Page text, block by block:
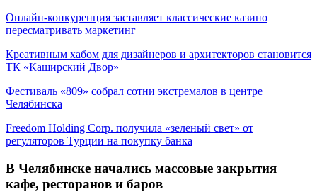
Онлайн-конкуренция заставляет классические казино
пересматривать маркетинг
Креативным хабом для дизайнеров и архитекторов становится
ТК «Каширский Двор»
Фестиваль «809» собрал сотни экстремалов в центре
Челябинска
Freedom Holding Corp. получила «зеленый свет» от
регуляторов Турции на покупку банка
В Челябинске начались массовые закрытия
кафе, ресторанов и баров